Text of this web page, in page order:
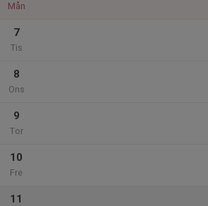
Mån
7
Tis
8
Ons
9
Tor
10
Fre
11